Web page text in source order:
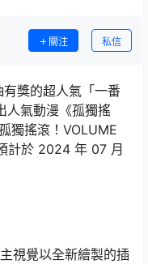
關注 私信
獎的超人氣「一番
人氣動漫《孤獨搖
獨搖滾！VOLUME
計於 2024 年 07 月
視覺以全新繪製的插